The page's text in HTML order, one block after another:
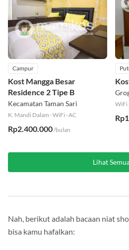
Campur
Kost Mangga Besar
Residence 2 Tipe B
Kecamatan Taman Sari
K. Mandi Dalam ·WiFi ·AC
Rp2.400.000/bulan
WiFi
Lihat
Nah, berikut adalah bacaan niat
bisa kamu hafalkan: